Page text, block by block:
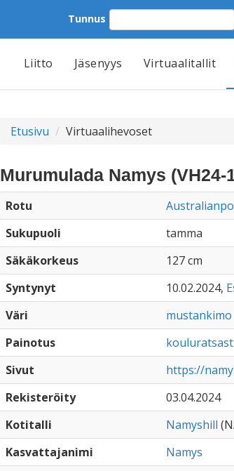
Tunnus
Liitto Jäsenyys Virtuaalitallit
Etusivu Virtuaalihevoset
Murumulada Namys (VH24-
Rotu
Sukupuoli
tamma
Säkäkorkeus
127 cm
Syntynyt
10.02.2024,
Väri
mustankimo
Painotus
Sivut
https://
Rekisteröity
03.04.2024
Kotitalli
Namyshill
Kasvattajanimi
Namys